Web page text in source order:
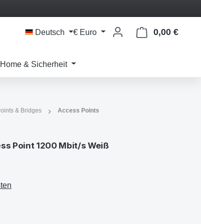
Deutsch € Euro 0,00 €
& Sicherheit
& Bridges Access Points
Point 1200 Mbit/s Weiß